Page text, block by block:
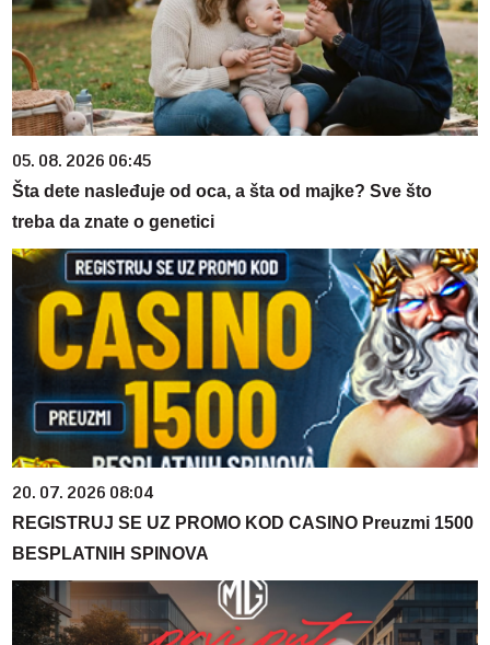
05. 08. 2026 06:45
Šta dete nasleđuje od oca, a šta od majke? Sve što
treba da znate o genetici
20. 07. 2026 08:04
REGISTRUJ SE UZ PROMO KOD CASINO Preuzmi 1500
BESPLATNIH SPINOVA